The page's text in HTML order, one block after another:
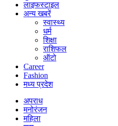
लाइफस्टाइल
अन्य खबरें
स्वास्थ्य
धर्म
शिक्षा
राशिफल
ऑटो
Career
Fashion
मध्य प्रदेश
अपराध
मनोरंजन
महिला